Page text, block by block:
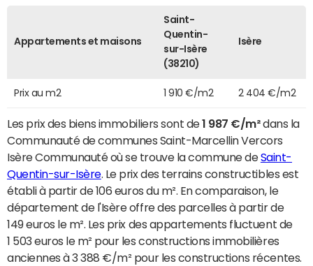
Appartements et maisons
Saint-
Quentin-
sur-Isère
(38210)
Isère
Prix au m2 1 910 €/m2 2 404 €/m2
Les prix des biens immobiliers sont de1 987 €/m²dans la
Communauté de communes Saint-Marcellin Vercors
Isère Communauté où se trouve la commune deSaint-
Quentin-sur-Isère. Le prix des terrains constructibles est
établi à partir de 106 euros du m². En comparaison, le
département de l'Isère offre des parcelles à partir de
149 euros le m². Les prix des appartements fluctuent de
1 503 euros le m² pour les constructions immobilières
anciennes à 3 388 €/m² pour les constructions récentes.